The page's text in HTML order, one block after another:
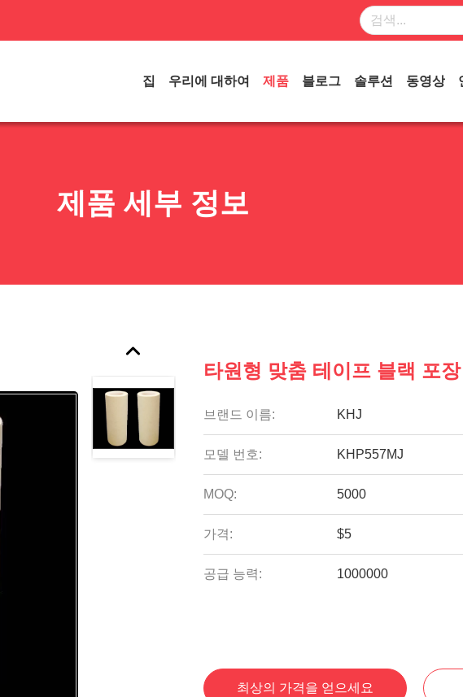
집 우리에 대하여 제품 블로그 솔루션 동영상
제품 세부 정보
타원형 맞춤 테이프 블랙 포
브랜드 이름: KHJ
모델 번호: KHP557MJ
MOQ: 5000
가격: $5
공급 능력: 1000000
최상의 가격을 얻으세요